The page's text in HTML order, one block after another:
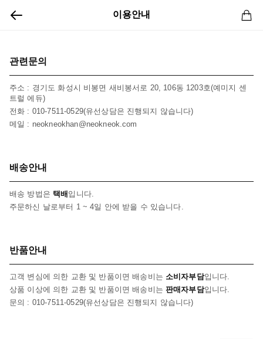
이용안내
관련문의
주소 : 경기도 화성시 비봉면 새비봉서로 20, 106동 1203호(예미지 센
트럴 에듀)
전화 : 010-7511-0529(유선상담은 진행되지 않습니다)
메일 : neokneokhan@neokneok.com
배송안내
배송 방법은 택배 입니다.
주문하신 날로부터 1 ~ 4일 안에 받을 수 있습니다.
반품안내
고객 변심에 의한 교환 및 반품이면 배송비는 소비자부담입니다.
상품 이상에 의한 교환 및 반품이면 배송비는 판매자부담입니다.
문의 : 010-7511-0529(유선상담은 진행되지 않습니다)